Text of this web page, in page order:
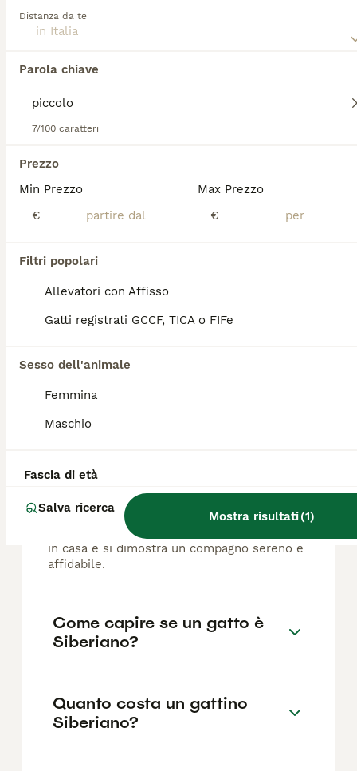
Distanza da te
Parola chiave
7/100 caratteri
Prezzo
Min Prezzo
€
Max Prezzo
€
Filtri popolari
Allevatori con Affisso
Gatti registrati GCCF, TICA o FIFe
Sesso dell'animale
Femmina
Maschio
Fascia di età
Salva ricerca
Mostra risultati(1)
Leggi lanostra pagina di consigli sul Siberiano
Ultimo cucciolo Siberiano pedigree ENFI
FAQ
casa?
Il Siberiano è un gatto attivo ma mai
nervoso, molto equilibrato e di grande
compagnia per tutta la famiglia. Non fa danni
in casa e si dimostra un compagno sereno e
affidabile.
Come capire se un gatto è
Siberiano?
Quanto costa un gattino
Siberiano?